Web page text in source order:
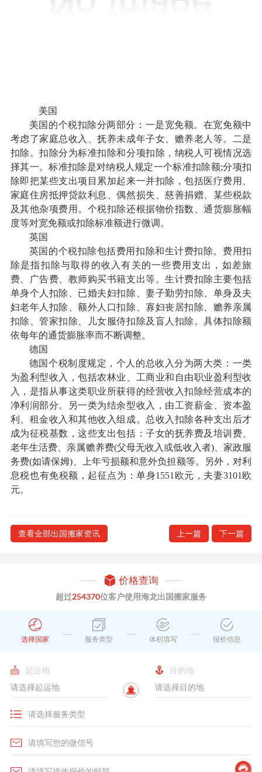
美国
美国的个税扣除分两部分：一是宽免额。在宽免额中
考虑了家庭总收入、抚养未成年子女、赡养老人等。二是
扣除。扣除分为标准扣除和分项扣除，纳税人可视情况选
择其一。标准扣除是对纳税人规定一个标准扣除额;分项扣
除即把某些支出项目累加起来一并扣除，包括医疗费用、
家庭住房抵押贷款利息、偶然损失、慈善捐赠、某些税款
及其他杂项费用。个税扣除还根据物价指数、通货膨胀幅
度等对宽免额或扣除标准额进行微调。
英国
英国的个税扣除包括费用扣除和生计费扣除。费用扣
除是指扣除与取得的收入有关的一些费用支出，如差旅
费、广告费、教师购买书籍支出等。生计费扣除主要包括
单身个人扣除、已婚夫妇扣除、妻子勤劳扣除、单身及夫
妇老年人扣除、额外人口扣除、寡妇丧居扣除、赡养亲属
扣除、管家扣除、儿女服侍扣除及盲人扣除。具体扣除额
依每年的通货膨胀率而不断调整。
德国
德国个税制度规定，个人的总收入分为两大类：一类
为盈利型收入，包括农林业、工商业和自由职业盈利型收
入，是指从事这类职业所获得的经营收入扣除经营成本的
净利润部分。另一类为结余型收入，由工资薪金、资本盈
利、租金收入和其他收入组成。总收入扣除各种支出后才
成为征税基数，这些支出包括：子女的抚养费及培训费、
老年生活费、亲属赡养费(父母无收入或低收入者)、家政服
务费(如请保姆)、上年亏损额和意外负担额等。另外，对利
息税也有免税额，起征点为：单身1551欧元，夫妻3101欧
元。
查看全部出国搬家资讯 上一篇 下一篇
价格查询
超过254370位客户使用海龙出国搬家服务
选择国家 服务类型 体积填写 报价信息
起运地 目的地